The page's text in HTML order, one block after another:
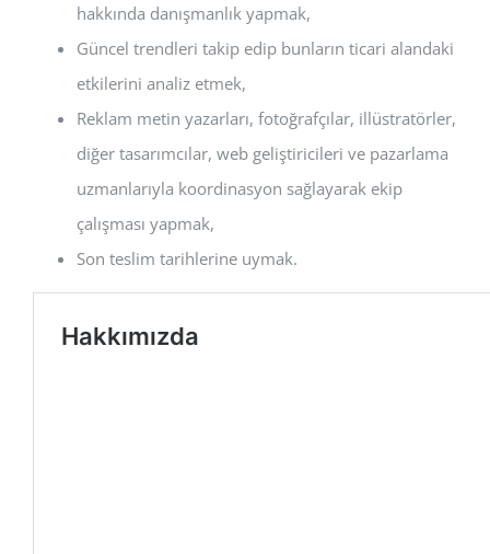
hakkında danışmanlık yapmak,
Güncel trendleri takip edip bunların ticari alandaki
etkilerini analiz etmek,
Reklam metin yazarları, fotoğrafçılar, illüstratörler,
diğer tasarımcılar, web geliştiricileri ve pazarlama
uzmanlarıyla koordinasyon sağlayarak ekip
çalışması yapmak,
Son teslim tarihlerine uymak.